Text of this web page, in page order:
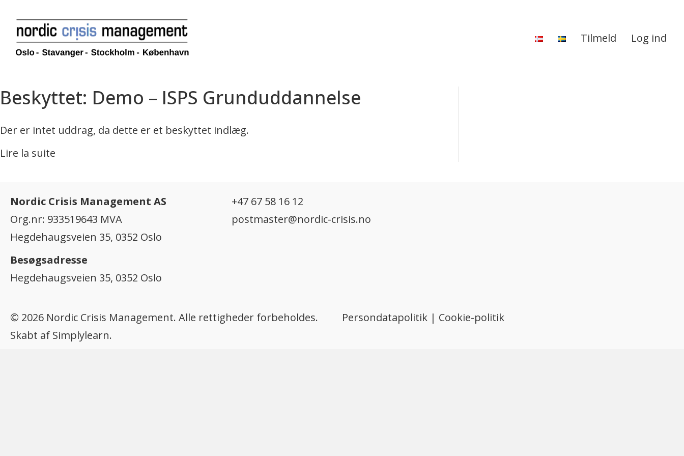
Tilmeld Log ind
Beskyttet: Demo – ISPS Grunduddannelse
Der er intet uddrag, da dette er et beskyttet indlæg.
Lire la suite
Nordic Crisis Management AS
Org.nr: 933519643 MVA
Hegdehaugsveien 35, 0352 Oslo
Besøgsadresse
Hegdehaugsveien 35, 0352 Oslo
+47 67 58 16 12
postmaster@nordic-crisis.no
© 2026 Nordic Crisis Management. Alle rettigheder forbeholdes.
Skabt af Simplylearn.
Persondatapolitik | Cookie-politik